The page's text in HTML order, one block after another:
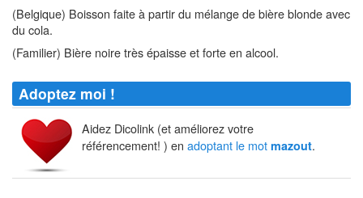
(Belgique) Boisson faite à partir du mélange de bière blonde avec
du cola.
(Familier) Bière noire très épaisse et forte en alcool.
Adoptez moi !
Aidez Dicolink (et améliorez votre
référencement! ) en adoptant le mot mazout.